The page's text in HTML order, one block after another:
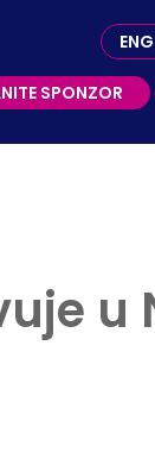
ENG
SPONZOR
u